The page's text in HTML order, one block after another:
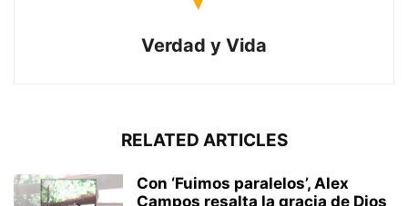
Verdad y Vida
RELATED ARTICLES
Con ‘Fuimos paralelos’, Alex
Campos resalta la gracia de Dios